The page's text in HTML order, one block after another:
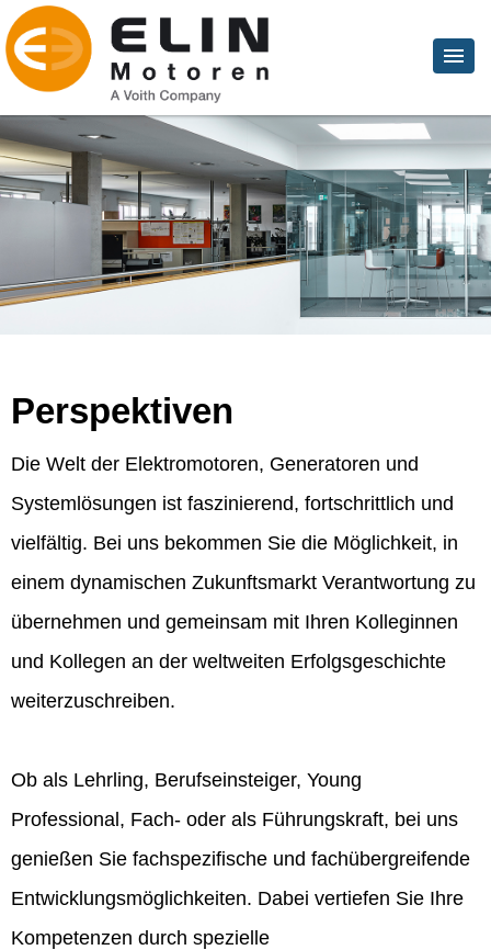
Perspektiven
Die Welt der Elektromotoren, Generatoren und
Systemlösungen ist faszinierend, fortschrittlich und
vielfältig. Bei uns bekommen Sie die Möglichkeit, in
einem dynamischen Zukunftsmarkt Verantwortung zu
übernehmen und gemeinsam mit Ihren Kolleginnen
und Kollegen an der weltweiten Erfolgsgeschichte
weiterzuschreiben.
Ob als Lehrling, Berufseinsteiger, Young
Professional, Fach- oder als Führungskraft, bei uns
genießen Sie fachspezifische und fachübergreifende
Entwicklungsmöglichkeiten. Dabei vertiefen Sie Ihre
Kompetenzen durch spezielle